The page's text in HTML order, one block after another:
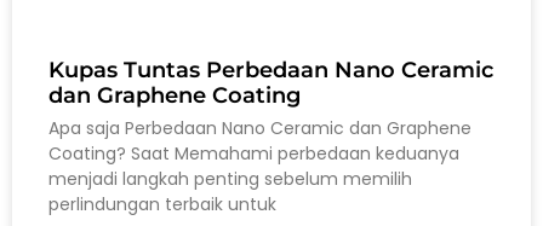
Kupas Tuntas Perbedaan Nano Ceramic
dan Graphene Coating
Apa saja Perbedaan Nano Ceramic dan Graphene
Coating? Saat Memahami perbedaan keduanya
menjadi langkah penting sebelum memilih
perlindungan terbaik untuk